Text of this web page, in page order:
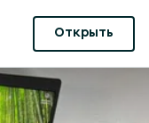
Открыть